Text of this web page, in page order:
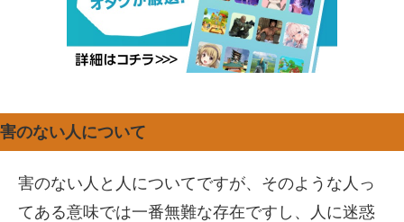
害のない人について
害のない人と人についてですが、そのような人っ
てある意味では一番無難な存在ですし、人に迷惑